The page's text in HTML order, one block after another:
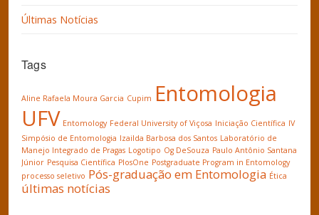
Últimas Notícias
Tags
Aline Rafaela Moura Garcia Cupim Entomologia
UFV Entomology Federal University of Viçosa Iniciação Científica IV
Simpósio de Entomologia Izailda Barbosa dos Santos Laboratório de
Manejo Integrado de Pragas Logotipo Og DeSouza Paulo Antônio Santana
Júnior Pesquisa Científica PlosOne Postgraduate Program in Entomology
processo seletivo Pós-graduação em Entomologia Ética
últimas notícias